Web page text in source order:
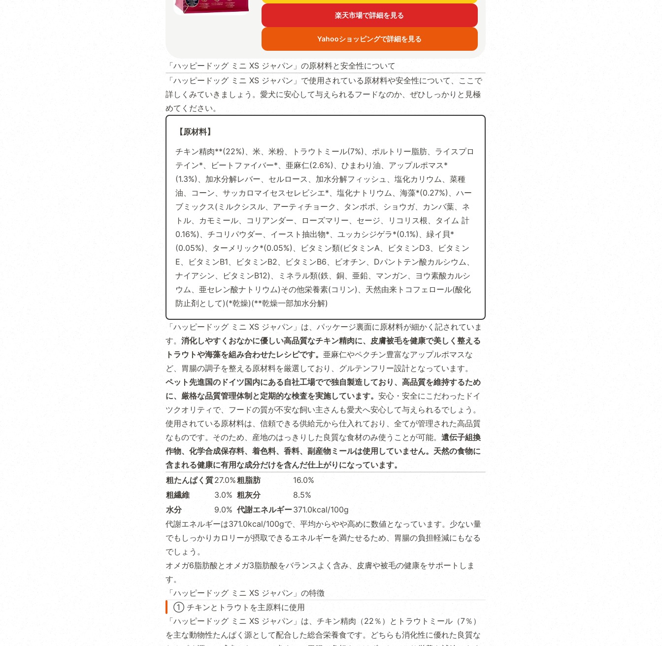
楽天市場で詳細を見る
Yahooショッピングで詳細を見る
「ハッピードッグ ミニ XS ジャパン」の原材料と安全性について
「ハッピードッグ ミニ XS ジャパン」で使用されている原材料や安全性について、ここで
詳しくみていきましょう。愛犬に安心して与えられるフードなのか、ぜひしっかりと見極
めてください。
【原材料】
チキン精肉**(22%)、米、米粉、トラウトミール(7%)、ポルトリー脂肪、ライスプロ
テイン*、ビートファイバー*、亜麻仁(2.6%)、ひまわり油、アップルポマス*
(1.3%)、加水分解レバー、セルロース、加水分解フィッシュ、塩化カリウム、菜種
油、コーン、サッカロマイセスセレビシエ*、塩化ナトリウム、海藻*(0.27%)、ハー
ブミックス(ミルクシスル、アーティチョーク、タンポポ、ショウガ、カンバ葉、ネ
トル、カモミール、コリアンダー、ローズマリー、セージ、リコリス根、タイム 計
0.16%)、チコリパウダー、イースト抽出物*、ユッカシジゲラ*(0.1%)、緑イ貝*
(0.05%)、ターメリック*(0.05%)、ビタミン類(ビタミンA、ビタミンD3、ビタミン
E、ビタミンB1、ビタミンB2、ビタミンB6、ビオチン、Dパントテン酸カルシウム、
ナイアシン、ビタミンB12)、ミネラル類(鉄、銅、亜鉛、マンガン、ヨウ素酸カルシ
ウム、亜セレン酸ナトリウム)その他栄養素(コリン)、天然由来トコフェロール(酸化
防止剤として)(*乾燥)(**乾燥一部加水分解)
「ハッピードッグ ミニ XS ジャパン」は、パッケージ裏面に原材料が細かく記されていま
す。 消化しやすくおなかに優しい高品質なチキン精肉に、皮膚被毛を健康で美しく整える
トラウトや海藻を組み合わせたレシピです。 亜麻仁やペクチン豊富なアップルポマスな
ど、胃腸の調子を整える原材料を厳選しており、グルテンフリー設計となっています。
ペット先進国のドイツ国内にある自社工場でで独自製造しており、高品質を維持するため
に、厳格な品質管理体制と定期的な検査を実施しています。 安心・安全にこだわったドイ
ツクオリティで、フードの質が不安な飼い主さんも愛犬へ安心して与えられるでしょう。
使用されている原材料は、信頼できる供給元から仕入れており、全てが管理された高品質
なものです。そのため、産地のはっきりした良質な食材のみ使うことが可能。 遺伝子組換
作物、化学合成保存料、着色料、香料、副産物ミールは使用していません。天然の食物に
含まれる健康に有用な成分だけを含んだ仕上がりになっています。
粗たんぱく質27.0%粗脂肪
16.0%
粗繊維
3.0% 粗灰分
8.5%
水分
9.0% 代謝エネルギー371.0kcal/100g
代謝エネルギーは371.0kcal/100gで、平均からやや高めに数値となっています。少ない量
でもしっかりカロリーが摂取できるエネルギーを満たせるため、胃腸の負担軽減にもなる
でしょう。
オメガ6脂肪酸とオメガ3脂肪酸をバランスよく含み、皮膚や被毛の健康をサポートしま
す。
「ハッピードッグ ミニ XS ジャパン」の特徴
① チキンとトラウトを主原料に使用
「ハッピードッグ ミニ XS ジャパン」は、チキン精肉（22％）とトラウトミール（7％）
を主な動物性たんぱく源として配合した総合栄養食です。どちらも消化性に優れた良質な